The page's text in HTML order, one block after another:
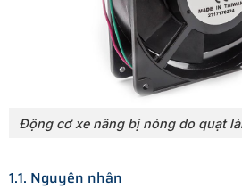
Động cơ xe nâng bị nóng do quạt
1.1. Nguyên nhân